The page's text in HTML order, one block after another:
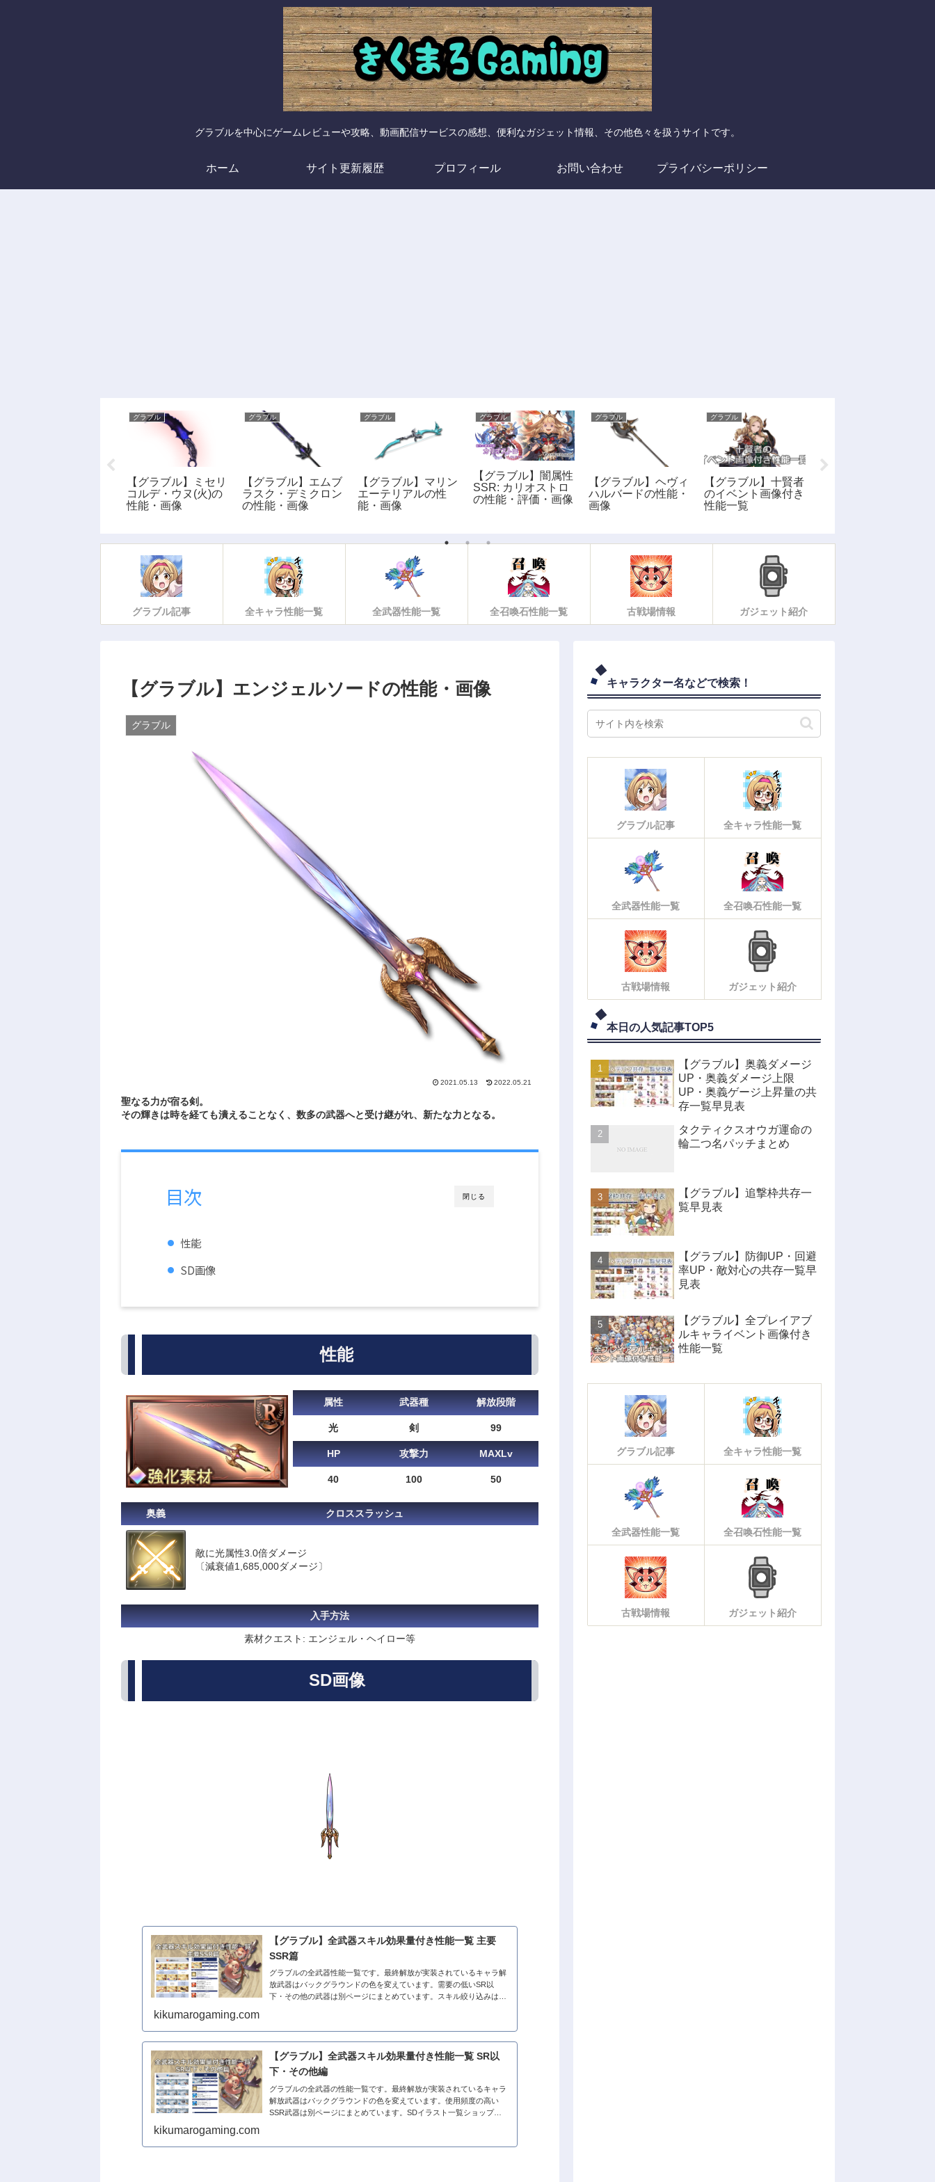
グラブルを中心にゲームレビューや攻略、動画配信サービスの感想、便利なガジェット情報、その他色々を扱うサイトです。
ホーム サイト更新履歴 プロフィール お問い合わせ プライバシーポリシー
グラブル
【グラブル】ミセリ
コルデ・ウヌ(火)の
性能・画像
グラブル
【グラブル】エムブ
ラスク・デミクロン
の性能・画像
グラブル
【グラブル】マリン
エーテリアルの性
能・画像
グラブル
【グラブル】闇属性
SSR: カリオストロ
の性能・評価・画像
グラブル
【グラブル】ヘヴィ
ハルバードの性能・
画像
グラブル
【グラブル】十賢者
のイベント画像付き
性能一覧
グラブル記事 全キャラ性能一覧 全武器性能一覧 全召喚石性能一覧 古戦場情報 ガジェット紹介
【グラブル】エンジェルソードの性能・画像
グラブル
2021.05.13 2022.05.21
聖なる力が宿る剣。
その輝きは時を経ても潰えることなく、数多の武器へと受け継がれ、新たな力となる。
閉じる
目次
性能
SD画像
性能
属性 武器種 解放段階
光 剣 99
HP 攻撃力 MAXLv
40 100 50
奥義 クロススラッシュ
敵に光属性3.0倍ダメージ
〔減衰値1,685,000ダメージ〕
入手方法
素材クエスト: エンジェル・ヘイロー等
SD画像
【グラブル】全武器スキル効果量付き性能一覧 主要
SSR篇
グラブルの全武器性能一覧です。最終解放が実装されているキャラ解
放武器はバックグラウンドの色を変えています。需要の低いSR以
下・その他の武器は別ページにまとめています。スキル絞り込みは下
kikumarogaming.com
【グラブル】全武器スキル効果量付き性能一覧 SR以
下・その他編
グラブルの全武器の性能一覧です。最終解放が実装されているキャラ
解放武器はバックグラウンドの色を変えています。使用頻度の高い
SSR武器は別ページにまとめています。SDイラスト一覧ショップ・
kikumarogaming.com
キャラクター名などで検索！
グラブル記事 全キャラ性能一覧
全武器性能一覧 全召喚石性能一覧
古戦場情報 ガジェット紹介
本日の人気記事TOP5
【グラブル】奥義ダメージ
UP・奥義ダメージ上限
UP・奥義ゲージ上昇量の共
存一覧早見表
タクティクスオウガ運命の
輪二つ名パッチまとめ
【グラブル】追撃枠共存一
覧早見表
【グラブル】防御UP・回避
率UP・敵対心の共存一覧早
見表
【グラブル】全プレイアブ
ルキャライベント画像付き
性能一覧
グラブル記事 全キャラ性能一覧
全武器性能一覧 全召喚石性能一覧
古戦場情報 ガジェット紹介